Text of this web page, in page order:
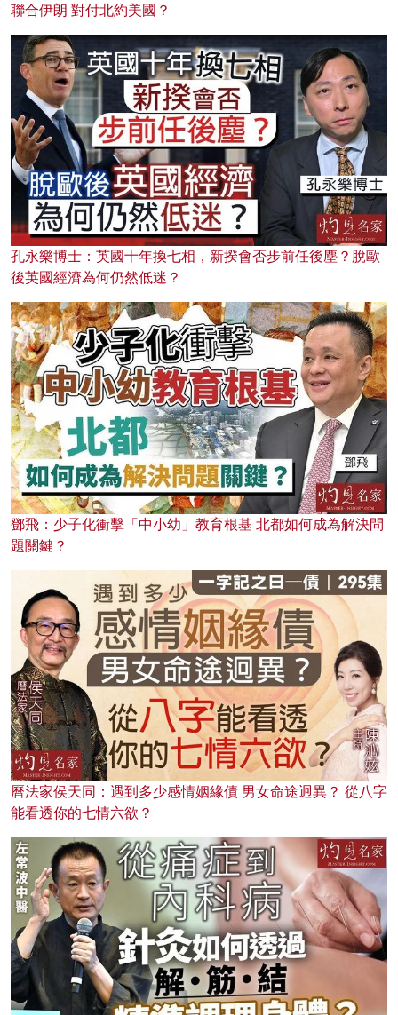
聯合伊朗 對付北約美國？
孔永樂博士：英國十年換七相，新揆會否步前任後塵？脫歐
後英國經濟為何仍然低迷？
鄧飛：少子化衝擊「中小幼」教育根基 北都如何成為解決問
題關鍵？
曆法家侯天同：遇到多少感情姻緣債 男女命途迥異？ 從八字
能看透你的七情六欲？